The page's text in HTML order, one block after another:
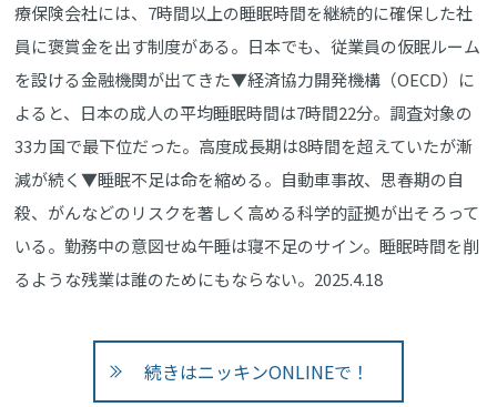
療保険会社には、7時間以上の睡眠時間を継続的に確保した社
員に褒賞金を出す制度がある。日本でも、従業員の仮眠ルーム
を設ける金融機関が出てきた▼経済協力開発機構（OECD）に
よると、日本の成人の平均睡眠時間は7時間22分。調査対象の
33カ国で最下位だった。高度成長期は8時間を超えていたが漸
減が続く▼睡眠不足は命を縮める。自動車事故、思春期の自
殺、がんなどのリスクを著しく高める科学的証拠が出そろって
いる。勤務中の意図せぬ午睡は寝不足のサイン。睡眠時間を削
るような残業は誰のためにもならない。2025.4.18
続きはニッキンONLINEで！